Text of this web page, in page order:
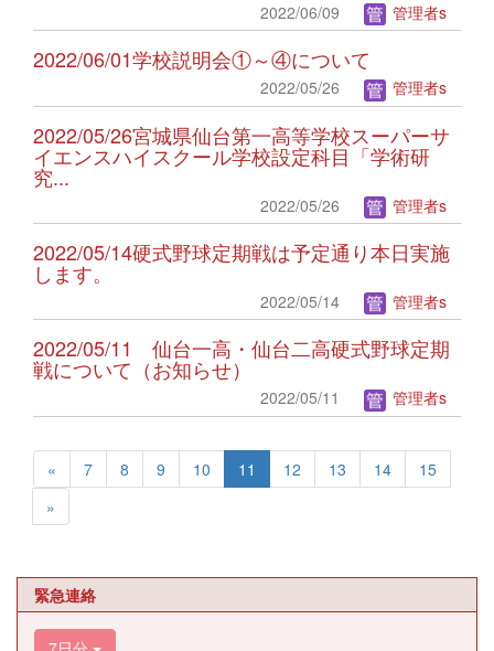
2022/06/09 管理者s
2022/06/01学校説明会①～④について
2022/05/26 管理者s
2022/05/26宮城県仙台第一高等学校スーパーサ
イエンスハイスクール学校設定科目「学術研
究...
2022/05/26 管理者s
2022/05/14硬式野球定期戦は予定通り本日実施
します。
2022/05/14 管理者s
2022/05/11 仙台一高・仙台二高硬式野球定期
戦について（お知らせ）
2022/05/11 管理者s
« 7 8 9 10 11 12 13 14
15
»
緊急連絡